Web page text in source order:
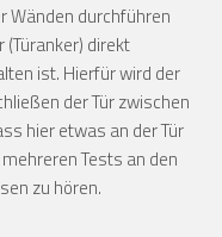
Wänden durchführen
(Türanker) direkt
ist. Hierfür wird der
der Tür zwischen
hier etwas an der Tür
Tests an den
zu hören.